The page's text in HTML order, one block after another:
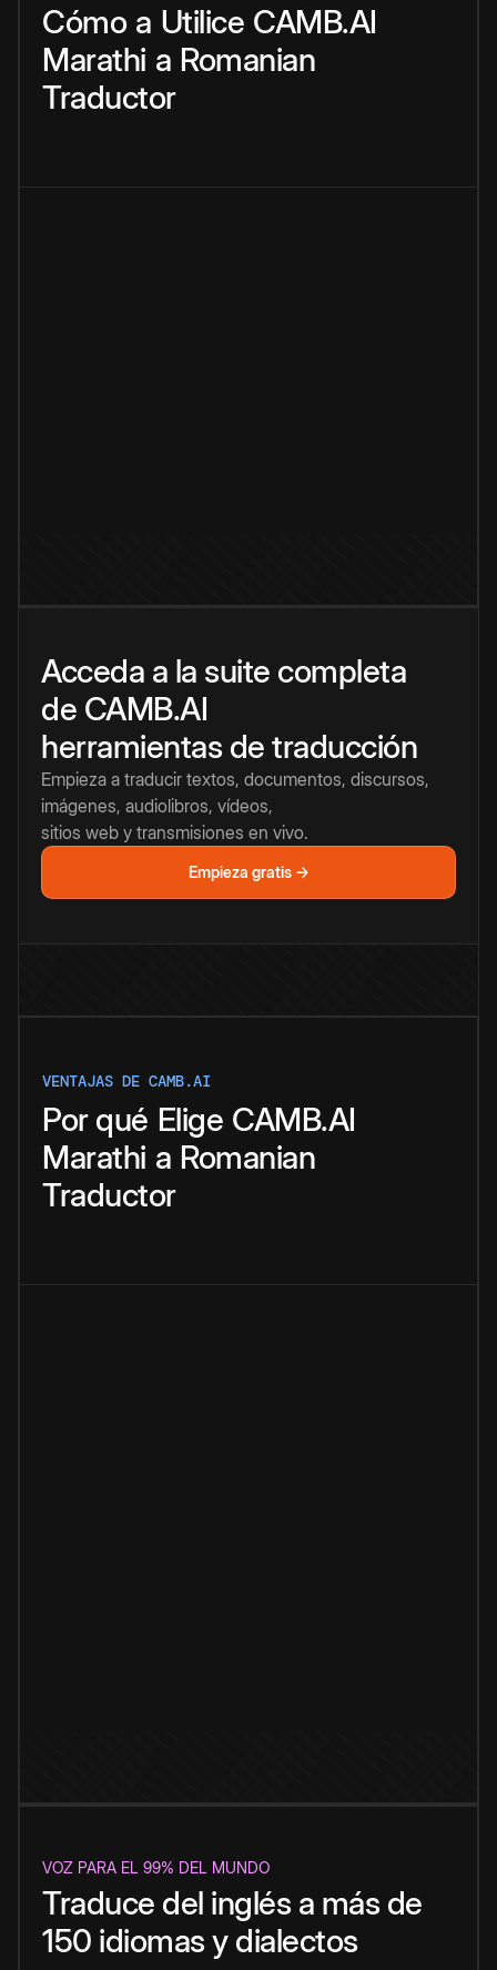
Cómo a Utilice CAMB.AI
Marathi a Romanian
Traductor
Acceda a la suite completa
de CAMB.AI
herramientas de traducción
Empieza a traducir textos, documentos, discursos,
imágenes, audiolibros, vídeos,
sitios web y transmisiones en vivo.
Empieza gratis →
VENTAJAS DE CAMB.AI
Por qué Elige CAMB.AI
Marathi a Romanian
Traductor
VOZ PARA EL 99% DEL MUNDO
Traduce del inglés a más de
150 idiomas y dialectos